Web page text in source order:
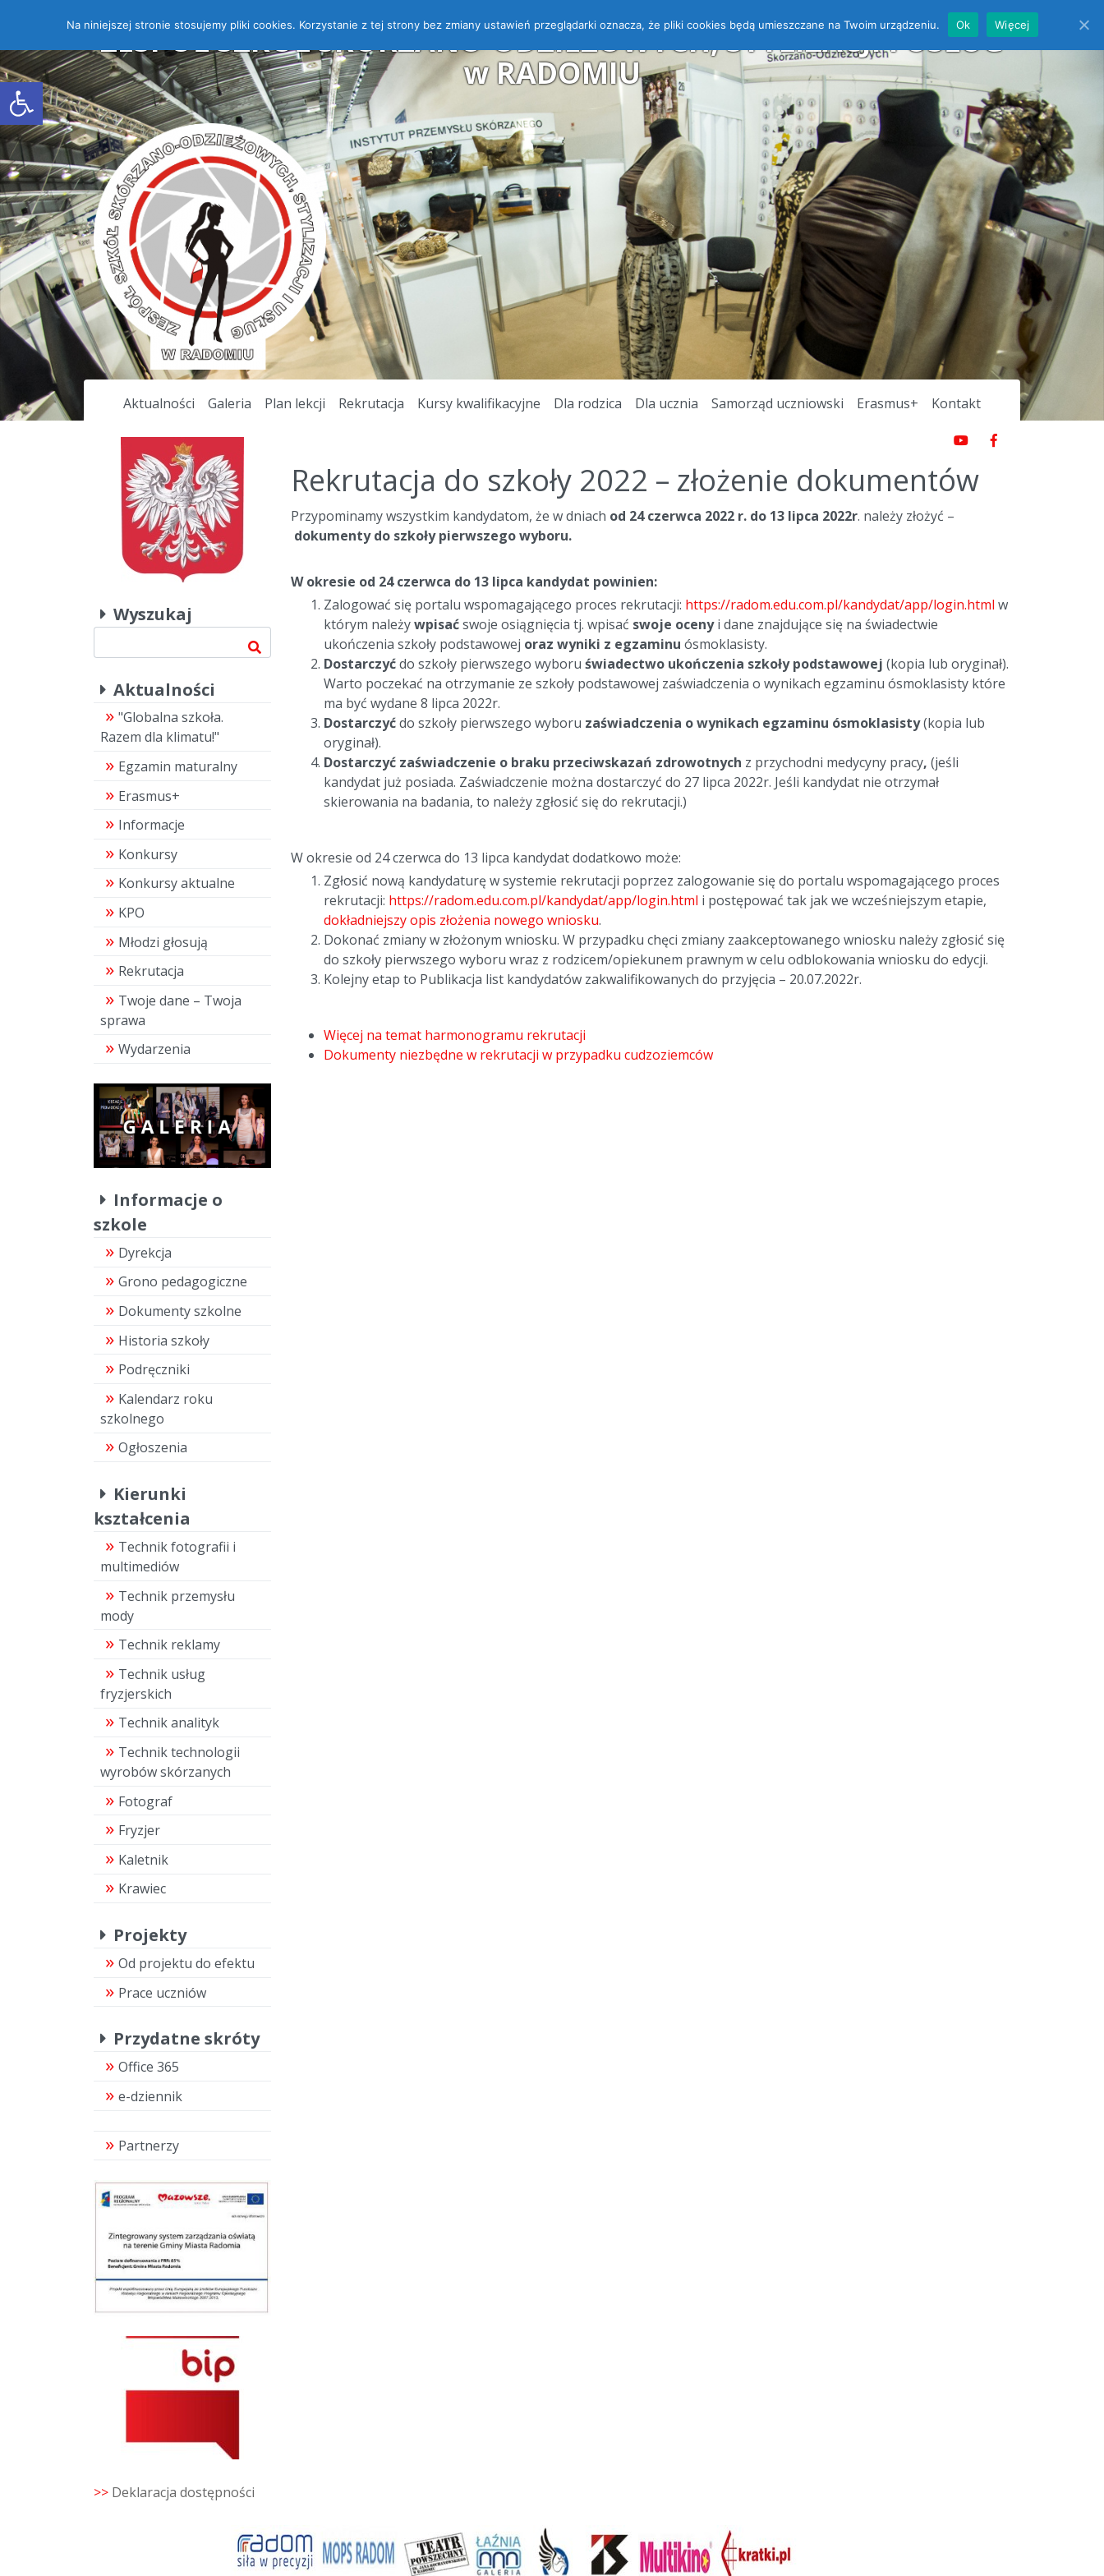
Open toolbar
ZESPÓŁ SZKÓŁ SKÓRZANO-ODZIEŻOWYCH, STYLIZACJI i USŁUG
w RADOMIU
Aktualności Galeria Plan lekcji Rekrutacja Kursy kwalifikacyjne Dla rodzica Dla ucznia Samorząd uczniowski Erasmus+ Kontakt
Wyszukaj
Aktualności
"Globalna szkoła.
Razem dla klimatu!"
Egzamin maturalny
Erasmus+
Informacje
Konkursy
Konkursy aktualne
KPO
Młodzi głosują
Rekrutacja
Twoje dane – Twoja
sprawa
Wydarzenia
Informacje o
szkole
Dyrekcja
Grono pedagogiczne
Dokumenty szkolne
Historia szkoły
Podręczniki
Kalendarz roku
szkolnego
Ogłoszenia
Kierunki
kształcenia
Technik fotografii i
multimediów
Technik przemysłu
mody
Technik reklamy
Technik usług
fryzjerskich
Technik analityk
Technik technologii
wyrobów skórzanych
Fotograf
Fryzjer
Kaletnik
Krawiec
Projekty
Od projektu do efektu
Prace uczniów
Przydatne skróty
Office 365
e-dziennik
Partnerzy
>> Deklaracja dostępności
Rekrutacja do szkoły 2022 – złożenie dokumentów
Przypominamy wszystkim kandydatom, że w dniach od 24 czerwca 2022 r. do 13 lipca 2022r. należy złożyć –
dokumenty do szkoły pierwszego wyboru.
W okresie od 24 czerwca do 13 lipca kandydat powinien:
Zalogować się portalu wspomagającego proces rekrutacji: https://radom.edu.com.pl/kandydat/app/login.html w
którym należywpisaćswoje osiągnięcia tj. wpisać swoje ocenyi dane znajdujące się na świadectwie
ukończenia szkoły podstawowej oraz wyniki z egzaminu ósmoklasisty.
Dostarczyćdo szkoły pierwszego wyboru świadectwo ukończenia szkoły podstawowej (kopia lub oryginał).
Warto poczekać na otrzymanie ze szkoły podstawowej zaświadczenia o wynikach egzaminu ósmoklasisty które
ma być wydane 8 lipca 2022r.
Dostarczyćdo szkoły pierwszego wyboru zaświadczenia o wynikach egzaminu ósmoklasisty(kopia lub
oryginał).
Dostarczyć zaświadczenie o braku przeciwskazań zdrowotnych z przychodni medycyny pracy, (jeśli
kandydat już posiada. Zaświadczenie można dostarczyć do 27 lipca 2022r. Jeśli kandydat nie otrzymał
skierowania na badania, to należy zgłosić się do rekrutacji.)
W okresie od 24 czerwca do 13 lipca kandydat dodatkowo może:
Zgłosić nową kandydaturę w systemie rekrutacji poprzez zalogowanie się do portalu wspomagającego proces
rekrutacji: https://radom.edu.com.pl/kandydat/app/login.html i postępować tak jak we wcześniejszym etapie,
dokładniejszy opis złożenia nowego wniosku.
Dokonać zmiany w złożonym wniosku. W przypadku chęci zmiany zaakceptowanego wniosku należy zgłosić się
do szkoły pierwszego wyboru wraz z rodzicem/opiekunem prawnym w celu odblokowania wniosku do edycji.
Kolejny etap to Publikacja list kandydatów zakwalifikowanych do przyjęcia – 20.07.2022r.
Więcej na temat harmonogramu rekrutacji
Dokumenty niezbędne w rekrutacji w przypadku cudzoziemców
Na niniejszej stronie stosujemy pliki cookies. Korzystanie z tej strony bez zmiany ustawień przeglądarki oznacza, że pliki cookies będą umieszczane na Twoim urządzeniu. Ok Więcej